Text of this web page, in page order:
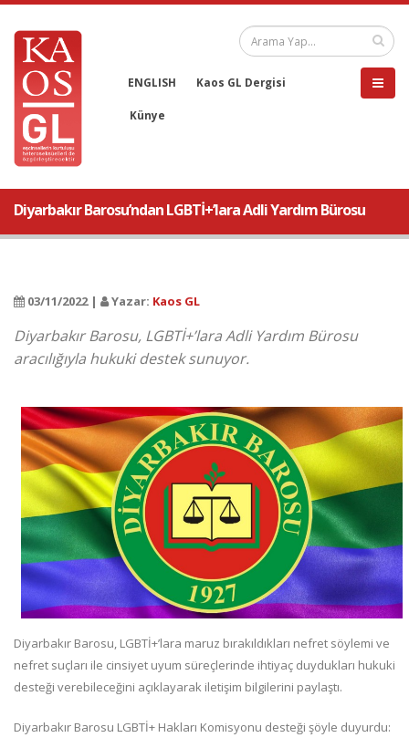
ENGLISH Kaos GL Dergisi
Künye
Diyarbakır Barosu’ndan LGBTİ+’lara Adli Yardım Bürosu
03/11/2022 | Yazar: Kaos GL
Diyarbakır Barosu, LGBTİ+’lara Adli Yardım Bürosu
aracılığıyla hukuki destek sunuyor.
Diyarbakır Barosu, LGBTİ+’lara maruz bırakıldıkları nefret söylemi ve
nefret suçları ile cinsiyet uyum süreçlerinde ihtiyaç duydukları hukuki
desteği verebileceğini açıklayarak iletişim bilgilerini paylaştı.
Diyarbakır Barosu LGBTİ+ Hakları Komisyonu desteği şöyle duyurdu: